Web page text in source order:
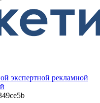
экспертной рекламной